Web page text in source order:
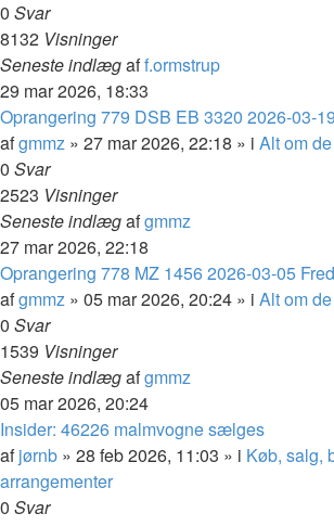
0 Svar
8132 Visninger
Seneste indlægaff.ormstrup
29 mar 2026, 18:33
Oprangering 779 DSB EB 3320 2026-03-
afgmmz » 27 mar 2026, 22:18 » i Alt om
0 Svar
2523 Visninger
Seneste indlægafgmmz
27 mar 2026, 22:18
Oprangering 778 MZ 1456 2026-03-05
afgmmz » 05 mar 2026, 20:24 » i Alt om
0 Svar
1539 Visninger
Seneste indlægafgmmz
05 mar 2026, 20:24
Insider: 46226 malmvogne sælges
afjørnb » 28 feb 2026, 11:03 » i Køb, salg,
arrangementer
0 Svar